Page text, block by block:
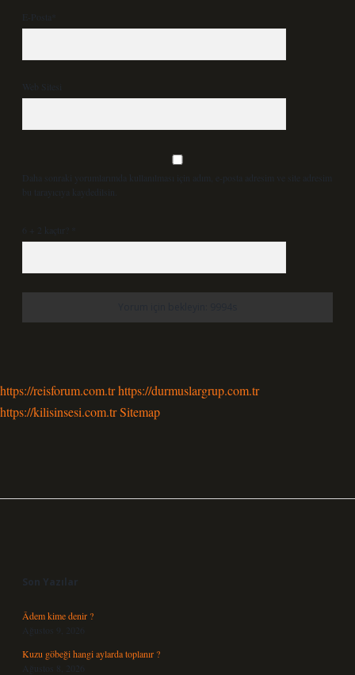
E-Posta*
Web Sitesi
Daha sonraki yorumlarımda kullanılması için adım, e-posta adresim ve site adresim
bu tarayıcıya kaydedilsin.
6 + 2 kaçtır?
https://reisforum.com.trhttps://durmuslargrup.com.tr
https://kilisinsesi.com.trSitemap
Son Yazılar
Âdem kime denir ?
Ağustos 9, 2026
Kuzu göbeği hangi aylarda toplanır ?
Ağustos 8, 2026